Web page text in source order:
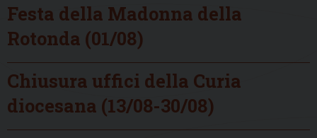
Festa della Madonna della
Rotonda (01/08)
Chiusura uffici della Curia
diocesana (13/08-30/08)